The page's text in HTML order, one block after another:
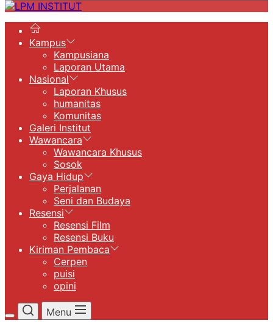
LPM
Kampus
Kampusiana
Laporan Utama
Nasional
Laporan Khusus
humanitas
Komunitas
Galeri Institut
Wawancara
Wawancara Khusus
Sosok
Gaya Hidup
Perjalanan
Seni dan Budaya
Resensi
Resensi Film
Resensi Buku
Kiriman Pembaca
Cerpen
puisi
opini
Menu